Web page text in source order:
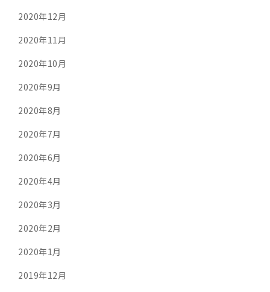
2020年12月
2020年11月
2020年10月
2020年9月
2020年8月
2020年7月
2020年6月
2020年4月
2020年3月
2020年2月
2020年1月
2019年12月